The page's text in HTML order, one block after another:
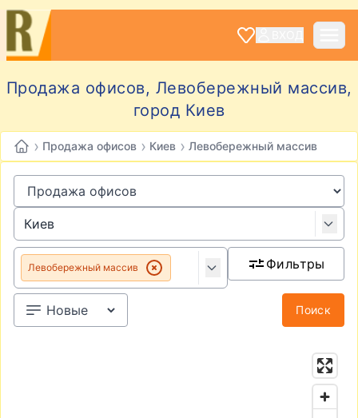
Продажа офисов, Левобережный массив,
город Киев
› Продажа офисов › Киев › Левобережный массив
Левобережный массив Фильтры
Поиск